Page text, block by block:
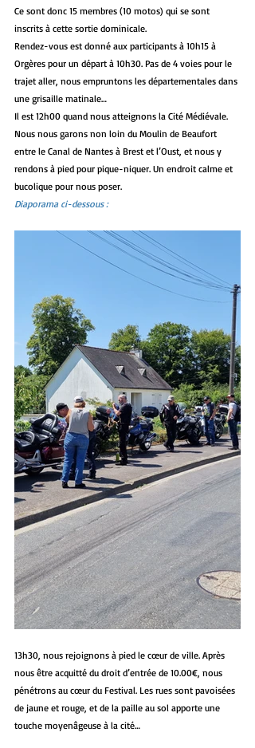
Ce sont donc 15 membres (10 motos) qui se sont
inscrits à cette sortie dominicale.
Rendez-vous est donné aux participants à 10h15 à
Orgères pour un départ à 10h30. Pas de 4 voies pour le
trajet aller, nous empruntons les départementales dans
une grisaille matinale…
Il est 12h00 quand nous atteignons la Cité Médiévale.
Nous nous garons non loin du Moulin de Beaufort
entre le Canal de Nantes à Brest et l’Oust, et nous y
rendons à pied pour pique-niquer. Un endroit calme et
bucolique pour nous poser.
Diaporama ci-dessous :
13h30, nous rejoignons à pied le cœur de ville. Après
nous être acquitté du droit d’entrée de 10.00€, nous
pénétrons au cœur du Festival. Les rues sont pavoisées
de jaune et rouge, et de la paille au sol apporte une
touche moyenâgeuse à la cité…